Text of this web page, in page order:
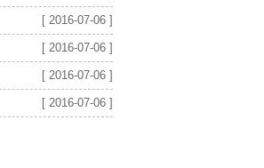
[ 2016-07-06 ]
[ 2016-07-06 ]
[ 2016-07-06 ]
[ 2016-07-06 ]